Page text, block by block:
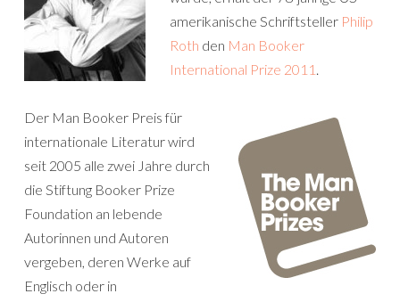
amerikanische Schriftsteller Philip
Roth den Man Booker
International Prize 2011 .
Der Man Booker Preis für
internationale Literatur wird
seit 2005 alle zwei Jahre durch
die Stiftung Booker Prize
Foundation an lebende
Autorinnen und Autoren
vergeben, deren Werke auf
Englisch oder in